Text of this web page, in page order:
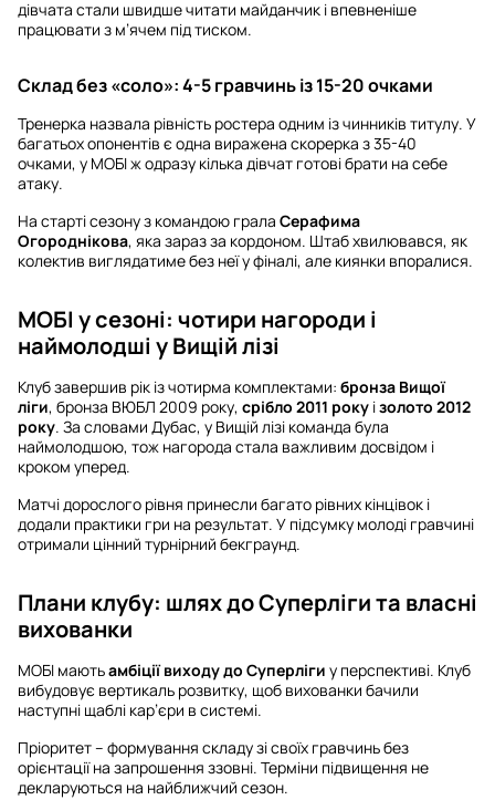
дівчата стали швидше читати майданчик і впевненіше
працювати з м’ячем під тиском.
Склад без «соло»: 4-5 гравчинь із 15-20 очками
Тренерка назвала рівність ростера одним із чинників титулу. У
багатьох опонентів є одна виражена скорерка з 35-40
очками, у МОБІ ж одразу кілька дівчат готові брати на себе
атаку.
На старті сезону з командою грала Серафима
Огороднікова, яка зараз за кордоном. Штаб хвилювався, як
колектив виглядатиме без неї у фіналі, але киянки впоралися.
МОБІ у сезоні: чотири нагороди і
наймолодші у Вищій лізі
Клуб завершив рік із чотирма комплектами: бронза Вищої
ліги, бронза ВЮБЛ 2009 року, срібло 2011 року ізолото 2012
року. За словами Дубас, у Вищій лізі команда була
наймолодшою, тож нагорода стала важливим досвідом і
кроком уперед.
Матчі дорослого рівня принесли багато рівних кінцівок і
додали практики гри на результат. У підсумку молоді гравчині
отримали цінний турнірний бекграунд.
Плани клубу: шлях до Суперліги та власні
вихованки
МОБІ маютьамбіції виходу до Суперліги у перспективі. Клуб
вибудовує вертикаль розвитку, щоб вихованки бачили
наступні щаблі кар’єри в системі.
Пріоритет – формування складу зі своїх гравчинь без
орієнтації на запрошення ззовні. Терміни підвищення не
декларуються на найближчий сезон.